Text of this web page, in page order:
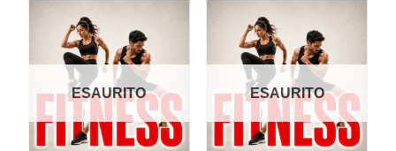
ESAURITO ESAURITO